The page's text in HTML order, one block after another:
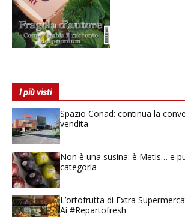
I più visti
Spazio Conad: continua la
vendita
Non è una susina: è Metis… e
categoria
L’ortofrutta di Extra
Ai #Repartofresh